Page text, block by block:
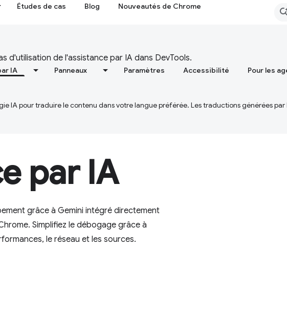
Études de cas Blog Nouveautés de Chrome
d'utilisation de l'assistance par IA dans DevTools.
IA Panneaux Paramètres Accessibilité Pour les
IA pour traduire le contenu dans votre langue préférée. Les traductions générées
par IA
grâce à Gemini intégré directement
Simplifiez le débogage grâce à
le réseau et les sources.